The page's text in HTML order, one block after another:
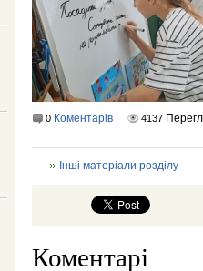
0 Коментарів 4137
Інші матеріали розділу
Коментарі